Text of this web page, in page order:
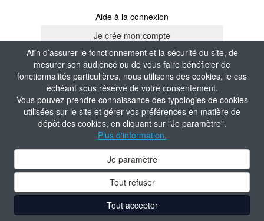
Afin d’assurer le fonctionnement et la sécurité du site, de
mesurer son audience ou de vous faire bénéficier de
fonctionnalités particulières, nous utilisons des cookies, le cas
échéant sous réserve de votre consentement.
Vous pouvez prendre connaissance des typologies de cookies
utilisées sur le site et gérer vos préférences en matière de
dépôt des cookies, en cliquant sur "Je paramètre".
Plus d'information.
Je paramètre
Tout refuser
Tout accepter
Aide à la connexion